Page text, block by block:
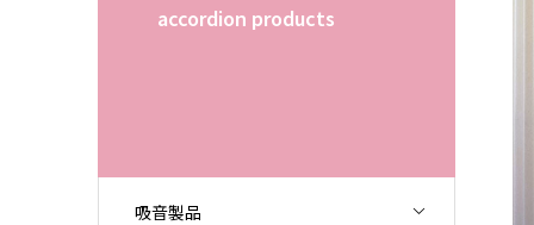
accordion products
吸音製品